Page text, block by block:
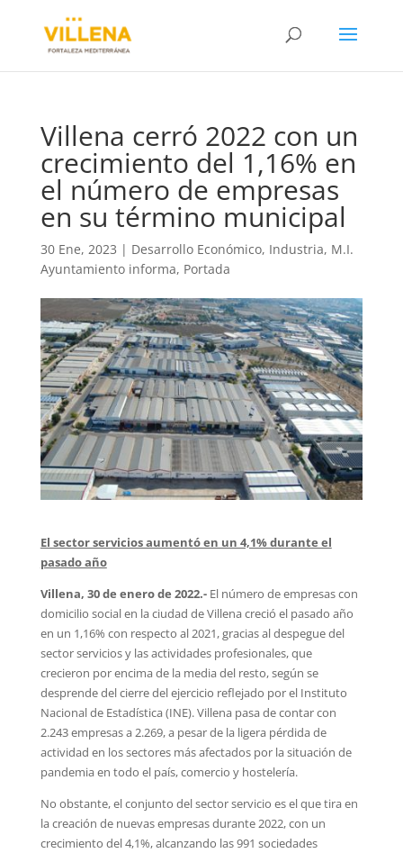
Villena cerró 2022 con un
crecimiento del 1,16% en
el número de empresas
en su término municipal
30 Ene, 2023 | Desarrollo Económico, Industria, M.I.
Ayuntamiento informa, Portada
El sector servicios aumentó en un 4,1% durante el
pasado año
Villena, 30 de enero de 2022.- El número de empresas con
domicilio social en la ciudad de Villena creció el pasado año
en un 1,16% con respecto al 2021, gracias al despegue del
sector servicios y las actividades profesionales, que
crecieron por encima de la media del resto, según se
desprende del cierre del ejercicio reflejado por el Instituto
Nacional de Estadística (INE). Villena pasa de contar con
2.243 empresas a 2.269, a pesar de la ligera pérdida de
actividad en los sectores más afectados por la situación de
pandemia en todo el país, comercio y hostelería.
No obstante, el conjunto del sector servicio es el que tira en
la creación de nuevas empresas durante 2022, con un
crecimiento del 4,1%, alcanzando las 991 sociedades